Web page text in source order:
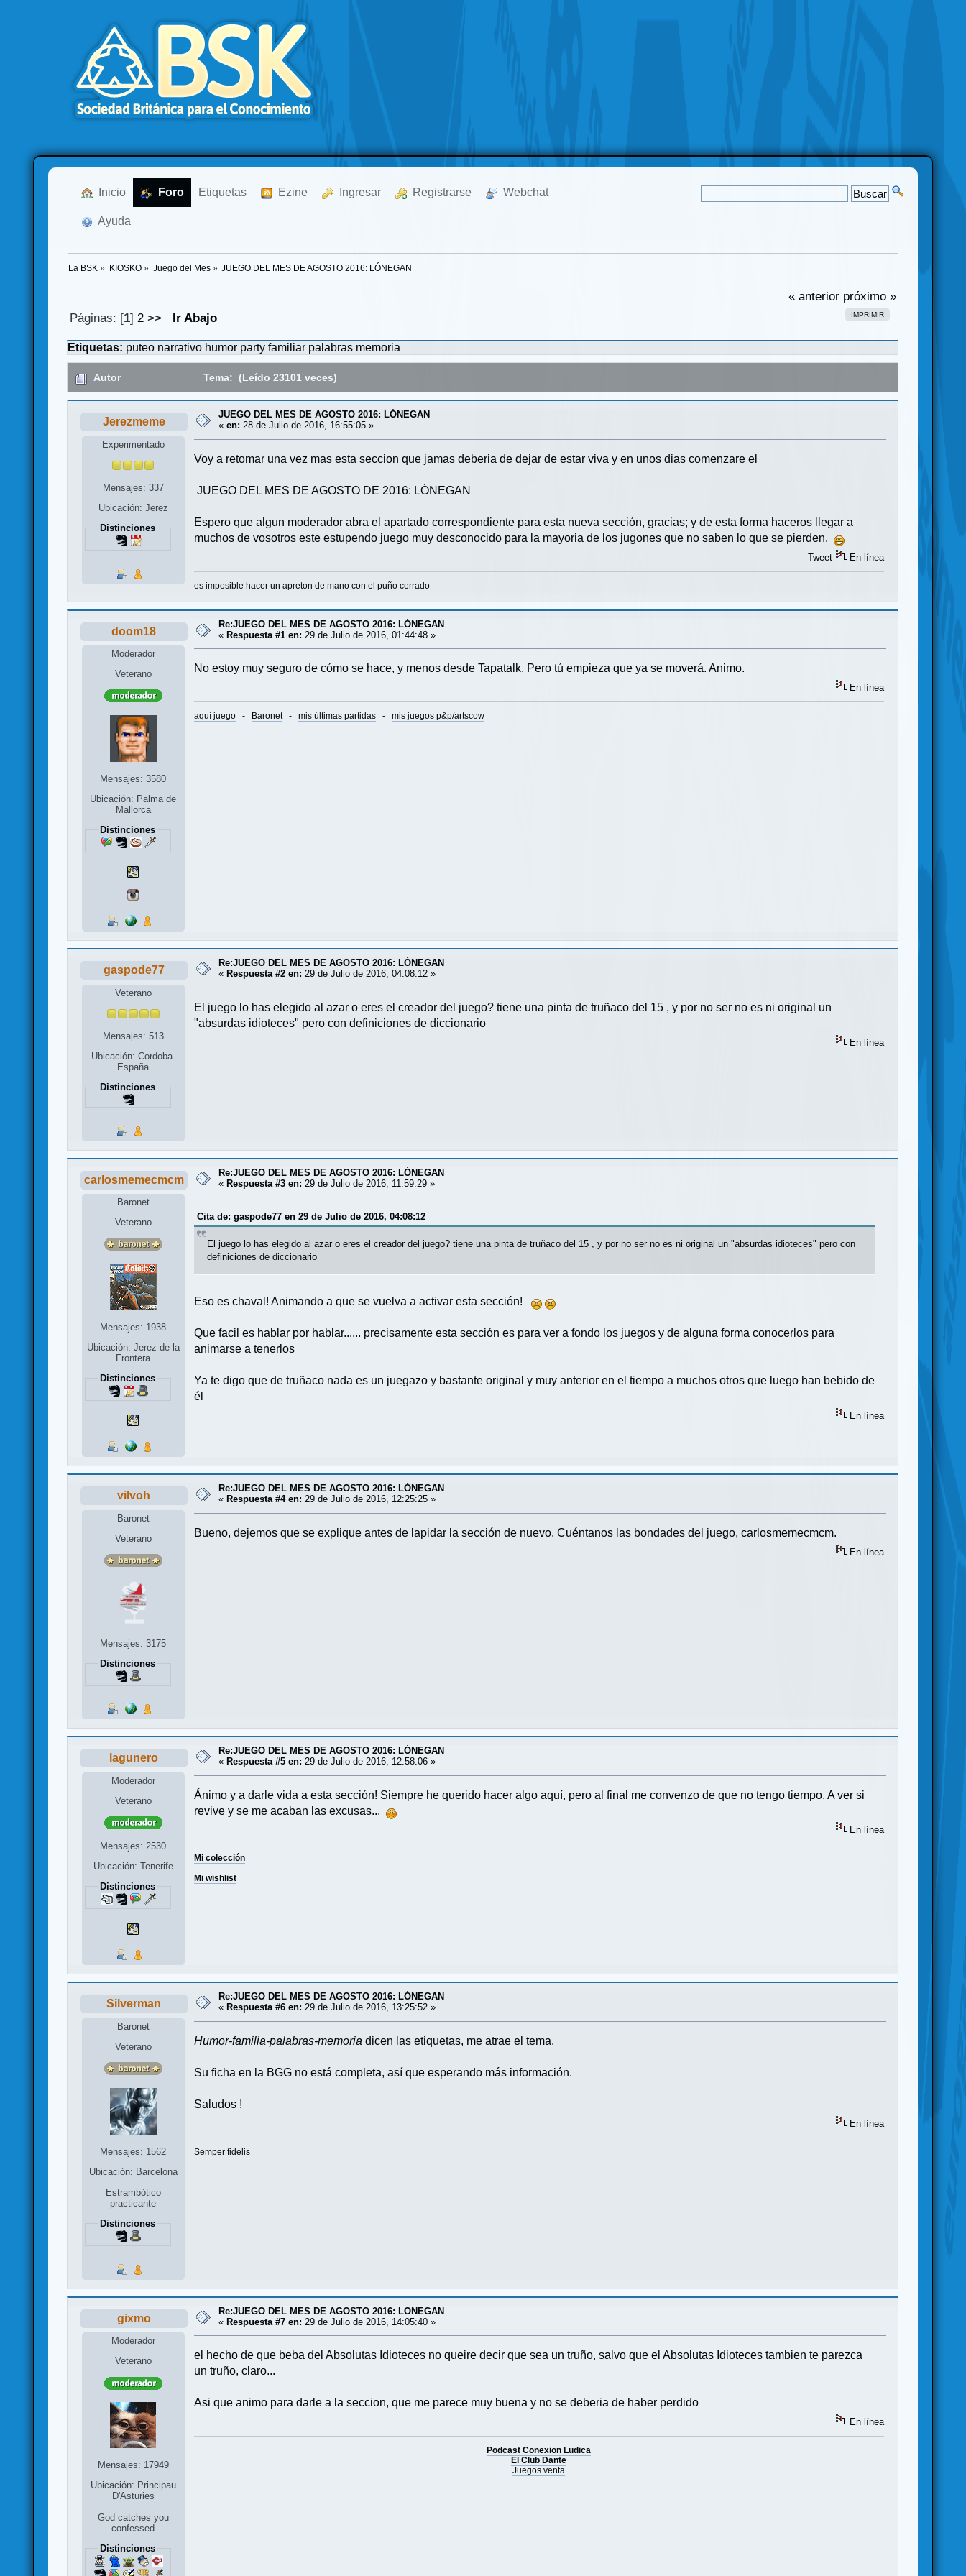
Inicio Foro Etiquetas Ezine Ingresar Registrarse Webchat
Ayuda
La BSK » KIOSKO» Juego del Mes» JUEGO DEL MES DE AGOSTO 2016: LÓNEGAN
« anterior próximo »
IMPRIMIR
Páginas: [1] 2 >> Ir Abajo
Etiquetas: puteo narrativo humor party familiar palabras memoria
Autor Tema: (Leído 23101 veces)
Jerezmeme
Experimentado
Mensajes: 337
Ubicación: Jerez
Distinciones
JUEGO DEL MES DE AGOSTO 2016: LÓNEGAN
«en: 28 de Julio de 2016, 16:55:05 »
Voy a retomar una vez mas esta seccion que jamas deberia de dejar de estar viva y en unos dias comenzare el
JUEGO DEL MES DE AGOSTO DE 2016: LÓNEGAN
Espero que algun moderador abra el apartado correspondiente para esta nueva sección, gracias; y de esta forma haceros llegar a
muchos de vosotros este estupendo juego muy desconocido para la mayoria de los jugones que no saben lo que se pierden.
Tweet En línea
es imposible hacer un apreton de mano con el puño cerrado
doom18
Moderador
Veterano
Mensajes: 3580
Ubicación: Palma de
Mallorca
Distinciones
Re:JUEGO DEL MES DE AGOSTO 2016: LÓNEGAN
«Respuesta #1 en: 29 de Julio de 2016, 01:44:48 »
No estoy muy seguro de cómo se hace, y menos desde Tapatalk. Pero tú empieza que ya se moverá. Animo.
En línea
aquí juego - Baronet-mis últimas partidas -mis juegos p&p/artscow
gaspode77
Veterano
Mensajes: 513
Ubicación: Cordoba-
España
Distinciones
Re:JUEGO DEL MES DE AGOSTO 2016: LÓNEGAN
« Respuesta #2 en: 29 de Julio de 2016, 04:08:12 »
El juego lo has elegido al azar o eres el creador del juego? tiene una pinta de truñaco del 15 , y por no ser no es ni original un
"absurdas idioteces" pero con definiciones de diccionario
En línea
carlosmemecmcm
Baronet
Veterano
Mensajes: 1938
Ubicación: Jerez de la
Frontera
Distinciones
Re:JUEGO DEL MES DE AGOSTO 2016: LÓNEGAN
«Respuesta #3 en: 29 de Julio de 2016, 11:59:29 »
Cita de: gaspode77 en 29 de Julio de 2016, 04:08:12
El juego lo has elegido al azar o eres el creador del juego? tiene una pinta de truñaco del 15 , y por no ser no es ni original un "absurdas idioteces" pero con
definiciones de diccionario
Eso es chaval! Animando a que se vuelva a activar esta sección!
Que facil es hablar por hablar...... precisamente esta sección es para ver a fondo los juegos y de alguna forma conocerlos para
animarse a tenerlos
Ya te digo que de truñaco nada es un juegazo y bastante original y muy anterior en el tiempo a muchos otros que luego han bebido de
él
En línea
vilvoh
Baronet
Veterano
Mensajes: 3175
Distinciones
Re:JUEGO DEL MES DE AGOSTO 2016: LÓNEGAN
« Respuesta #4 en: 29 de Julio de 2016, 12:25:25 »
Bueno, dejemos que se explique antes de lapidar la sección de nuevo. Cuéntanos las bondades del juego, carlosmemecmcm.
En línea
lagunero
Moderador
Veterano
Mensajes: 2530
Ubicación: Tenerife
Distinciones
Re:JUEGO DEL MES DE AGOSTO 2016: LÓNEGAN
« Respuesta #5 en: 29 de Julio de 2016, 12:58:06 »
Ánimo y a darle vida a esta sección! Siempre he querido hacer algo aquí, pero al final me convenzo de que no tengo tiempo. A ver si
revive y se me acaban las excusas...
En línea
Mi colección
Mi wishlist
Silverman
Baronet
Veterano
Mensajes: 1562
Ubicación: Barcelona
Estrambótico
practicante
Distinciones
Re:JUEGO DEL MES DE AGOSTO 2016: LÓNEGAN
« Respuesta #6 en: 29 de Julio de 2016, 13:25:52 »
Humor-familia-palabras-memoria dicen las etiquetas, me atrae el tema.
Su ficha en la BGG no está completa, así que esperando más información.
Saludos !
En línea
Semper fidelis
gixmo
Moderador
Veterano
Mensajes: 17949
Ubicación: Principau
D'Asturies
God catches you
confessed
Distinciones
Re:JUEGO DEL MES DE AGOSTO 2016: LÓNEGAN
«Respuesta #7 en: 29 de Julio de 2016, 14:05:40 »
el hecho de que beba del Absolutas Idioteces no queire decir que sea un truño, salvo que el Absolutas Idioteces tambien te parezca
un truño, claro...
Asi que animo para darle a la seccion, que me parece muy buena y no se deberia de haber perdido
En línea
Podcast Conexion Ludica
El Club Dante
Juegos venta